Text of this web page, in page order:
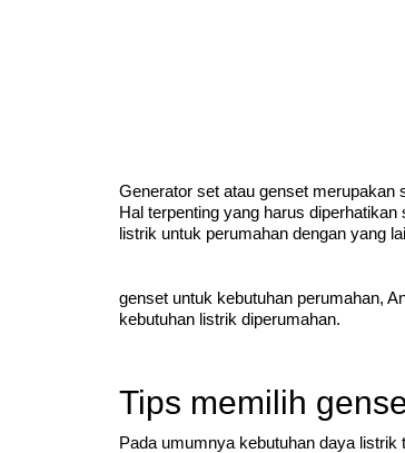
Generator set atau genset merupakan
Hal terpenting yang harus
listrik untuk perumahan dengan yang
genset untuk kebutuhan perumahan,
kebutuhan listrik diperumahan.
Tips memilih
Pada umumnya kebutuhan daya